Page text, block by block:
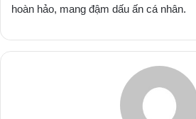
hoàn hảo, mang đậm dấu ấn cá nhân.